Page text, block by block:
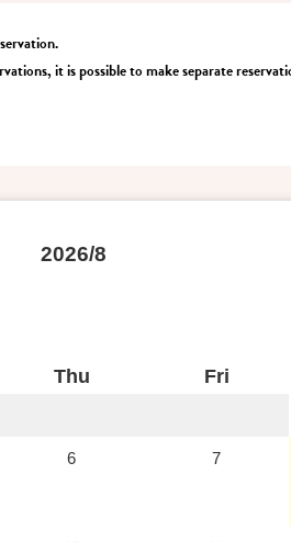
it is possible to make separate
2026/8
Thu Fri
6 7